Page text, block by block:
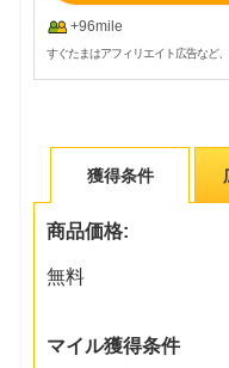
+96mile
すぐたまはアフィリエイト広告など
獲得条件
商品価格:
無料
マイル獲得条件